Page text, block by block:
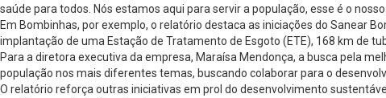
saúde para todos. Nós estamos aqui para servir a população, esse é o
Em Bombinhas, por exemplo, o relatório destaca as iniciações do Sanear
implantação de uma Estação de Tratamento de Esgoto (ETE), 168 km de
Para a diretora executiva da empresa, Maraísa Mendonça, a busca pela
população nos mais diferentes temas, buscando colaborar para o
O relatório reforça outras iniciativas em prol do desenvolvimento